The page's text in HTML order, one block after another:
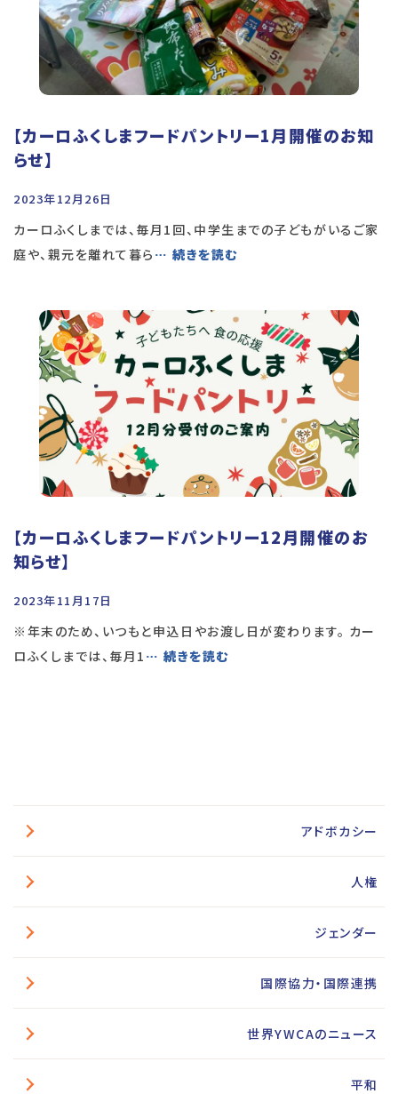
【カーロふくしまフードパントリー1月開催のお知
らせ】
2023年12月26日
カーロふくしまでは、毎月1回、中学生までの子どもがいるご家
庭や、親元を離れて暮ら … 続きを読む
【カーロふくしまフードパントリー12月開催のお
知らせ】
2023年11月17日
※年末のため、いつもと申込日やお渡し日が変わります。 カー
ロふくしまでは、毎月1 … 続きを読む
アドボカシー
人権
ジェンダー
国際協力・国際連携
世界YWCAのニュース
平和